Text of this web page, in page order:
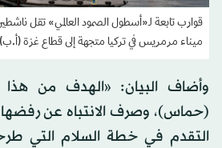
قوارب تابعة لـ«أسطول الصمود العالمي» تقل
ميناء مرمريس في تركيا متجهة إلى قطاع غزة (أ.ب)
وأضاف البيان: «الهدف من هذا
(حماس)، وصرف الانتباه عن
التقدم في خطة السلام التي